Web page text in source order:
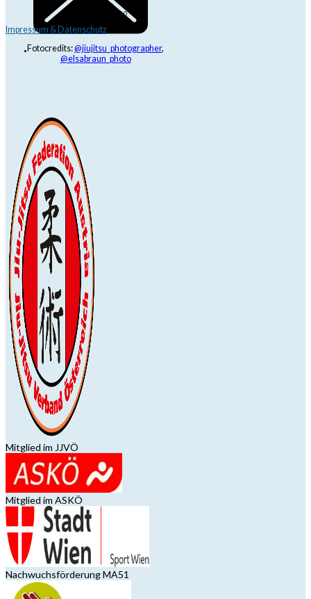
dojo@jjrt.at
+43 6991 171 81 60
Impressum & Datenschutz
Fotocredits:@jiujitsu_photographer,
@elsabraun_photo
Mitglied im JJVÖ
Mitglied im ASKÖ
Nachwuchsförderung MA51